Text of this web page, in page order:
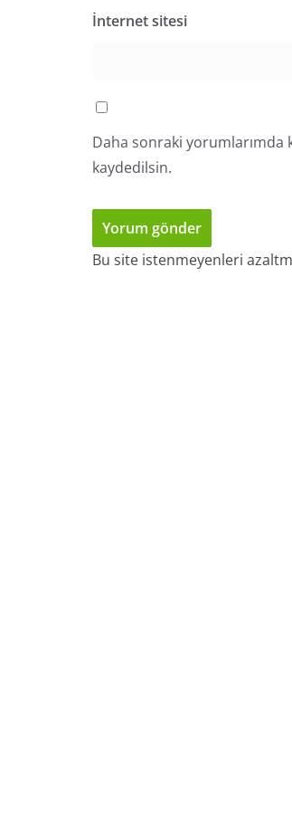
İnternet sitesi
Daha sonraki yorumlarımda
kaydedilsin.
Bu site istenmeyenleri